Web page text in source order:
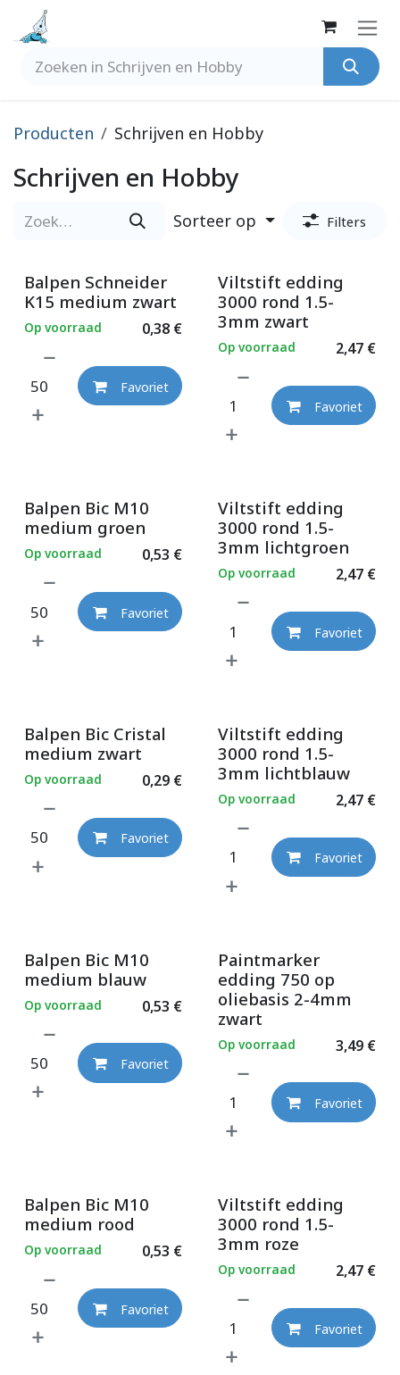
Overslaan naar inhoud
Producten Schrijven en Hobby
Schrijven en Hobby
Sorteer op Filters
Balpen Schneider
K15 medium zwart
0,38€
Op voorraad
Favoriet
Viltstift edding
3000 rond 1.5-
3mm zwart
2,47€
Op voorraad
Favoriet
Balpen Bic M10
medium groen
0,53 €
Op voorraad
Favoriet
Viltstift edding
3000 rond 1.5-
3mm lichtgroen
2,47€
Op voorraad
Favoriet
Balpen Bic Cristal
medium zwart
0,29€
Op voorraad
Favoriet
Viltstift edding
3000 rond 1.5-
3mm lichtblauw
2,47€
Op voorraad
Favoriet
Balpen Bic M10
medium blauw
0,53 €
Op voorraad
Favoriet
Paintmarker
edding 750 op
oliebasis 2-4mm
zwart
3,49€
Op voorraad
Favoriet
Balpen Bic M10
medium rood
0,53 €
Op voorraad
Favoriet
Viltstift edding
3000 rond 1.5-
3mm roze
2,47€
Op voorraad
Favoriet